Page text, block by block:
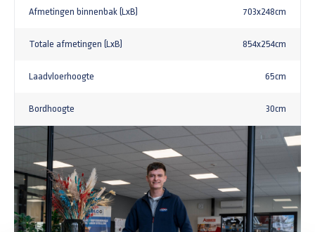
Afmetingen binnenbak (LxB) 703x248cm
Totale afmetingen (LxB) 854x254cm
Laadvloerhoogte 65cm
Bordhoogte 30cm